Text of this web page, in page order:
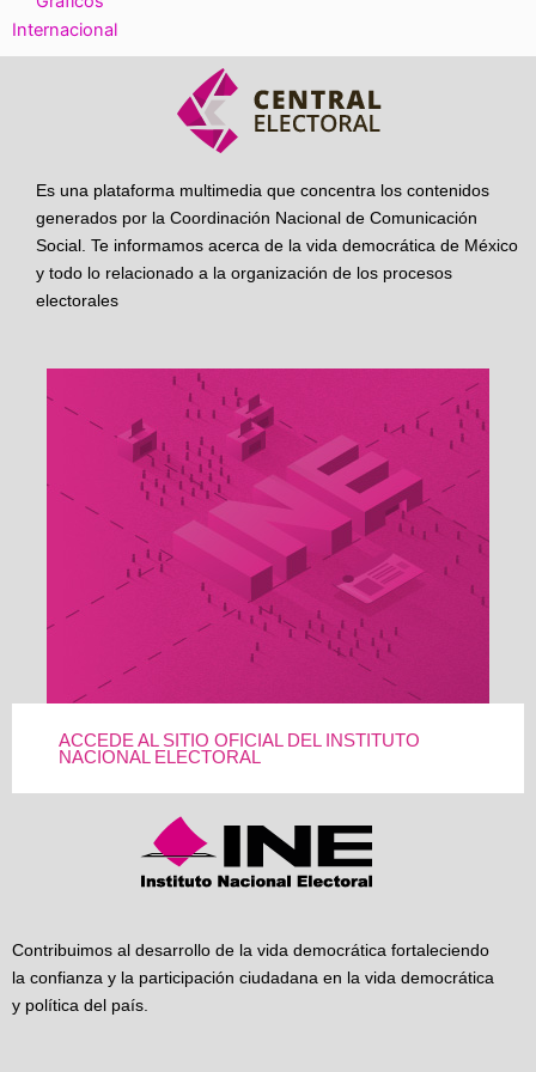
Internacional
Es una plataforma multimedia que concentra los contenidos
generados por la Coordinación Nacional de Comunicación
Social. Te informamos acerca de la vida democrática de México
y todo lo relacionado a la organización de los procesos
electorales
ACCEDE AL SITIO OFICIAL DEL INSTITUTO
NACIONAL ELECTORAL
Contribuimos al desarrollo de la vida democrática fortaleciendo
la confianza y la participación ciudadana en la vida democrática
y política del país.